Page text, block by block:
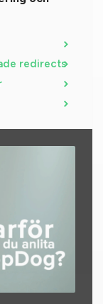
redirects